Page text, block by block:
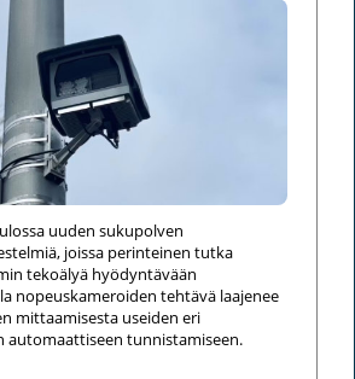
uuden sukupolven
joissa perinteinen tutka
tekoälyä hyödyntävään
nopeuskameroiden tehtävä laajenee
mittaamisesta useiden eri
automaattiseen tunnistamiseen.